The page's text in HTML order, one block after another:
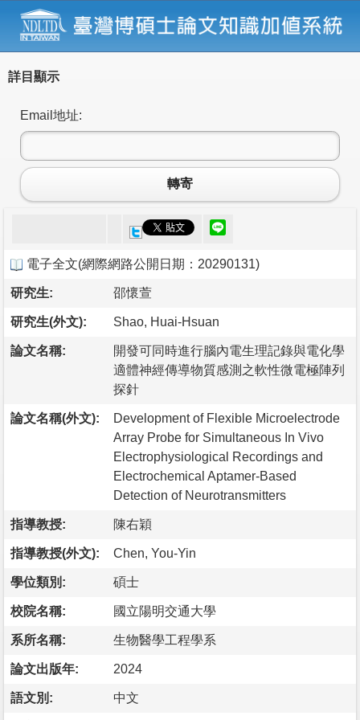
詳目顯示
Email地址:
轉寄
電子全文(網際網路公開日期：20290131)
研究生: 邵懷萱
研究生(外文): Shao, Huai-Hsuan
論文名稱:
開發可同時進行腦內電生理記錄與電化學
適體神經傳導物質感測之軟性微電極陣列
探針
論文名稱(外文):
Development of Flexible Microelectrode
Array Probe for Simultaneous In Vivo
Electrophysiological Recordings and
Electrochemical Aptamer-Based
Detection of Neurotransmitters
指導教授: 陳右穎
指導教授(外文): Chen, You-Yin
學位類別: 碩士
校院名稱: 國立陽明交通大學
系所名稱: 生物醫學工程學系
論文出版年: 2024
語文別: 中文